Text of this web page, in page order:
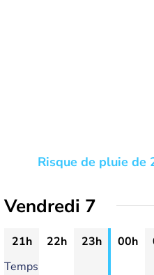
Risque de pluie de
Vendredi 7
21h 22h 23h 00h
Temps